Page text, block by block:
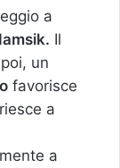
a
Il
un
favorisce
a
a